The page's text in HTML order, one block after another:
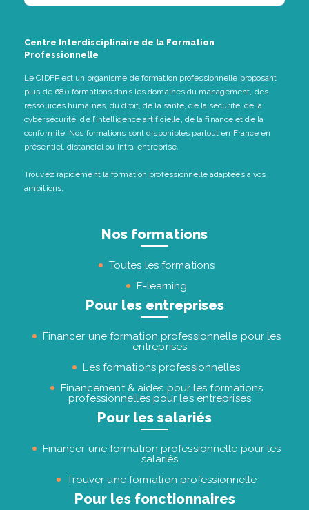
Centre Interdisciplinaire de la Formation
Professionnelle
Le CIDFP est un organisme de formation professionnelle proposant
plus de 680 formations dans les domaines du management, des
ressources humaines, du droit, de la santé, de la sécurité, de la
cybersécurité, de l’intelligence artificielle, de la finance et de la
conformité. Nos formations sont disponibles partout en France en
présentiel, distanciel ou intra-entreprise.
Trouvez rapidement la formation professionnelle adaptées à vos
ambitions.
Nos formations
Toutes les formations
E-learning
Pour les entreprises
Financer une formation professionnelle pour les
entreprises
Les formations professionnelles
Financement & aides pour les formations
professionnelles pour les entreprises
Pour les salariés
Financer une formation professionnelle pour les
salariés
Trouver une formation professionnelle
Pour les fonctionnaires